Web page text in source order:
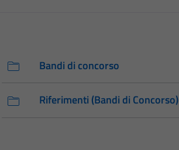
Bandi di concorso
Riferimenti (Bandi di Concorso)